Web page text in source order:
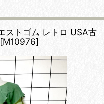
ストゴム レトロ USA古
[M10976]